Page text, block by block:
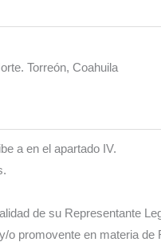
Torreón, Coahuila
a en el apartado IV.
de su Representante
o promovente en materia